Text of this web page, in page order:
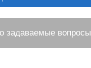
задаваемые вопросы